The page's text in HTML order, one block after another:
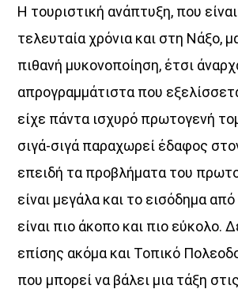
UPCOMING SHOWS
ΔΙΚΤΥΩΣΗ ΜΕ VOICE 102,5
Τα Τραγούδια του Ogdoo
20:00
21:00
ΜΟΥΣΙΚΗ
21:00
Η τουριστική ανάπτυξη, που
τελευταία χρόνια και στη Νάξο,
πιθανή μυκονοποίηση, έτσι
απρογραμμάτιστα που
είχε πάντα ισχυρό πρωτογενή
σιγά-σιγά παραχωρεί έδαφος
επειδή τα προβλήματα του
είναι μεγάλα και το εισόδημα
είναι πιο άκοπο και πιο εύκολο.
επίσης ακόμα και Τοπικό
που μπορεί να βάλει μια τάξη